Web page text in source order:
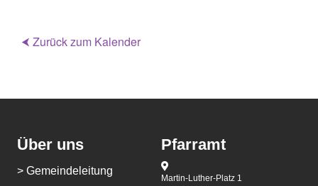
⮜ Zurück zum Kalender
Über uns
> Gemeindeleitung
Pfarramt
Martin-Luther-Platz 1